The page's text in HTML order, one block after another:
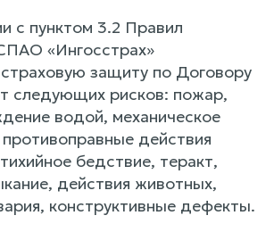
с пунктом 3.2 Правил
«Ингосстрах»
защиту по Договору
следующих рисков: пожар,
водой, механическое
действия
бедствие, теракт,
действия животных,
конструктивные дефекты.